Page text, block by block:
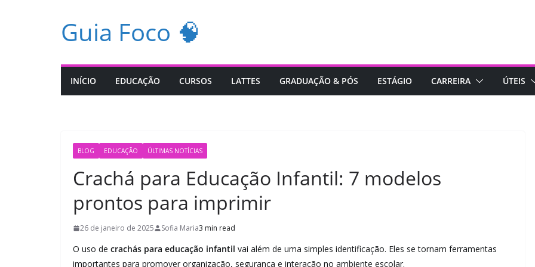
Guia Foco 🧠
INÍCIO EDUCAÇÃO CURSOS LATTES GRADUAÇÃO & PÓS ESTÁGIO CARREIRA ÚTEIS
BLOG EDUCAÇÃO ÚLTIMAS NOTÍCIAS
Crachá para Educação Infantil: 7 modelos
prontos para imprimir
26 de janeiro de 2025 Sofia Maria3 min read
O uso de crachás para educação infantil vai além de uma simples identificação. Eles se tornam ferramentas
importantes para promover organização, segurança e interação no ambiente escolar.